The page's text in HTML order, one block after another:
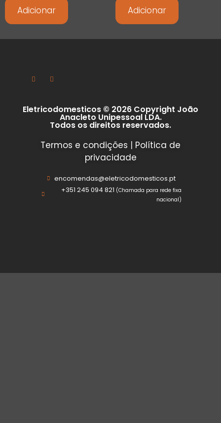
Adicionar Adicionar
Eletricodomesticos © 2026 Copyright João
Anacleto Unipessoal LDA.
Todos os direitos reservados.
Termos e condições
Política de
privacidade
encomendas@eletricodomesticos.pt
+351 245 094 821 (Chamada para rede fixa
nacional)